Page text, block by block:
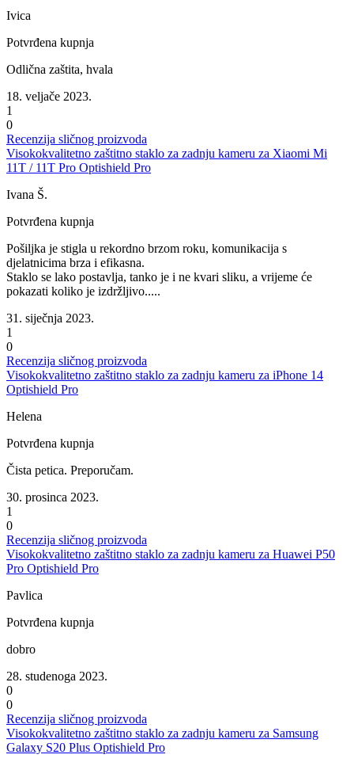
Ivica
Potvrđena kupnja
Odlična zaštita, hvala
18. veljače 2023.
1
0
Recenzija sličnog proizvoda
Visokokvalitetno zaštitno staklo za zadnju kameru za Xiaomi Mi
11T / 11T Pro Optishield Pro
Ivana Š.
Potvrđena kupnja
Pošiljka je stigla u rekordno brzom roku, komunikacija s
djelatnicima brza i efikasna.
Staklo se lako postavlja, tanko je i ne kvari sliku, a vrijeme će
pokazati koliko je izdržljivo.....
31. siječnja 2023.
1
0
Recenzija sličnog proizvoda
Visokokvalitetno zaštitno staklo za zadnju kameru za iPhone 14
Optishield Pro
Helena
Potvrđena kupnja
Čista petica. Preporučam.
30. prosinca 2023.
1
0
Recenzija sličnog proizvoda
Visokokvalitetno zaštitno staklo za zadnju kameru za Huawei P50
Pro Optishield Pro
Pavlica
Potvrđena kupnja
dobro
28. studenoga 2023.
0
0
Recenzija sličnog proizvoda
Visokokvalitetno zaštitno staklo za zadnju kameru za Samsung
Galaxy S20 Plus Optishield Pro